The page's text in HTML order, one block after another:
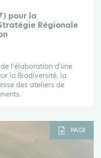
pour la
Régionale
l'élaboration d'une
la Biodiversité, la
des ateliers de
PAGE